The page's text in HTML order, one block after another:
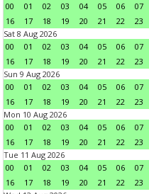
00
01 02 03 04 05 06 07
16
17 18 19 20 21 22
23
Sat 8 Aug 2026
00
01 02 03 04 05 06 07
16
17 18 19 20 21 22
23
Sun 9 Aug 2026
00
01 02 03 04 05 06 07
16
17 18 19 20 21 22
23
Mon 10 Aug 2026
00
01 02 03 04 05 06 07
16
17 18 19 20 21 22
23
Tue 11 Aug 2026
00
01 02 03 04 05 06 07
16
17 18 19 20 21 22
23